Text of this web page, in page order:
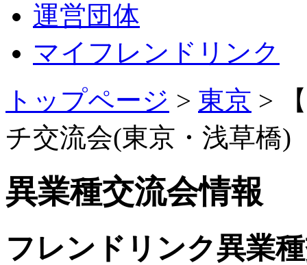
運営団体
マイフレンドリンク
トップページ > 東京 >
チ交流会(東京・浅草橋)
異業種交流会情報
フレンドリンク異業